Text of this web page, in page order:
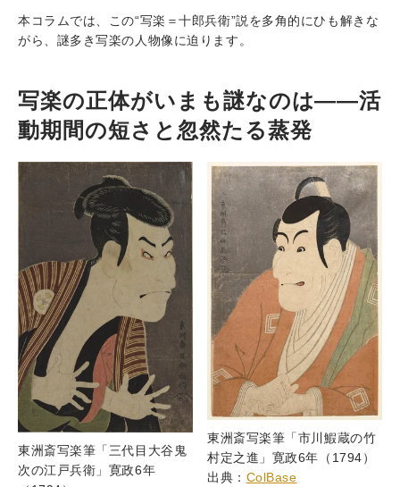
本コラムでは、この“写楽＝十郎兵衛”説を多角的にひも解きな
がら、謎多き写楽の人物像に迫ります。
写楽の正体がいまも謎なのは――活
動期間の短さと忽然たる蒸発
東洲斎写楽筆「三代目大谷鬼
次の江戸兵衛」寛政6年
東洲斎写楽筆「市川鰕蔵の竹
村定之進」寛政6年（1794）
出典： ColBase